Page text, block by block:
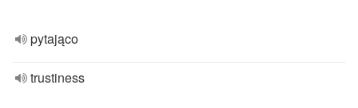
pytająco
trustiness